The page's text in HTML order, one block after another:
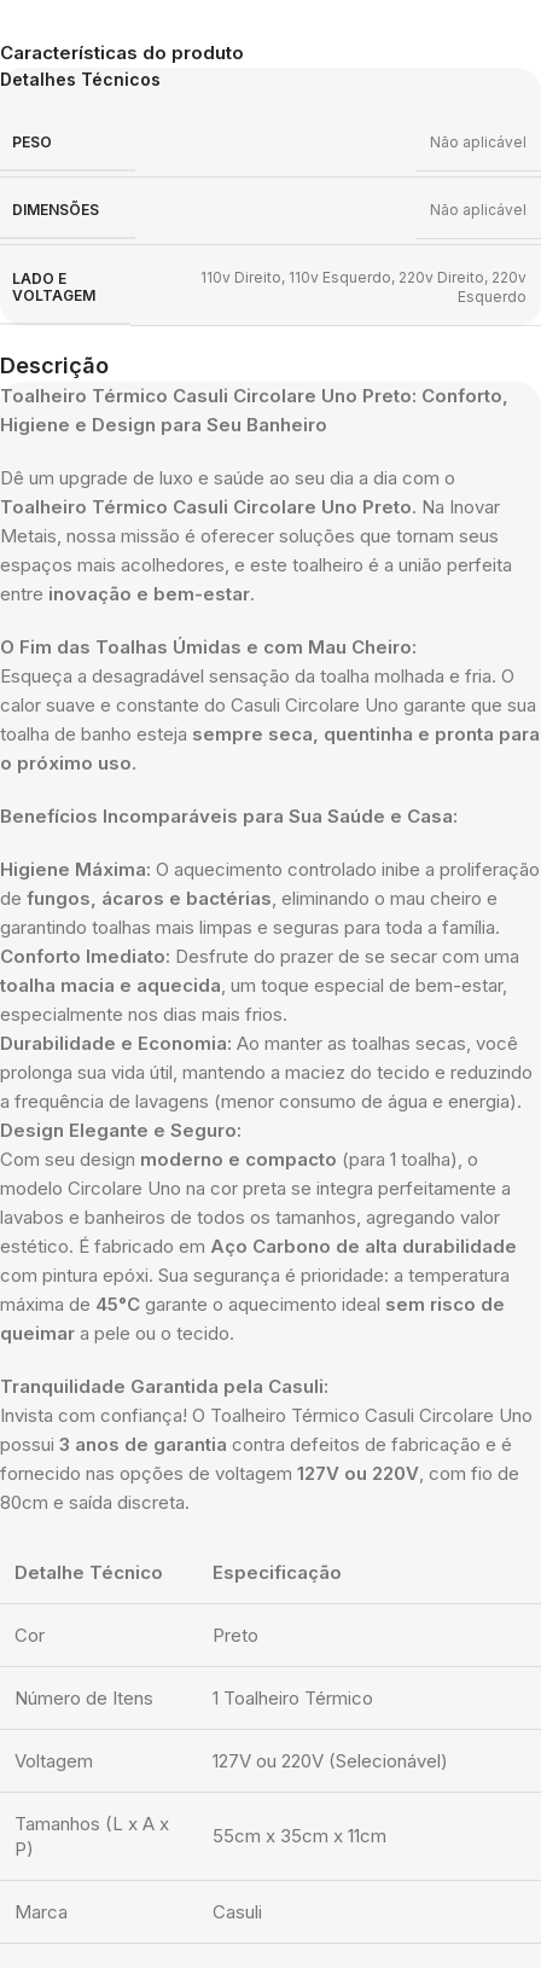
Características do produto
Detalhes Técnicos
PESO Não aplicável
DIMENSÕES Não aplicável
LADO E
VOLTAGEM
110v Direito, 110v Esquerdo, 220v Direito, 220v
Esquerdo
Descrição
Toalheiro Térmico Casuli Circolare Uno Preto: Conforto,
Higiene e Design para Seu Banheiro
Dê um upgrade de luxo e saúde ao seu dia a dia com o
Toalheiro Térmico Casuli Circolare Uno Preto. Na Inovar
Metais, nossa missão é oferecer soluções que tornam seus
espaços mais acolhedores, e este toalheiro é a união perfeita
entre inovação e bem-estar.
O Fim das Toalhas Úmidas e com Mau Cheiro:
Esqueça a desagradável sensação da toalha molhada e fria. O
calor suave e constante do Casuli Circolare Uno garante que sua
toalha de banho esteja sempre seca, quentinha e pronta para
o próximo uso.
Benefícios Incomparáveis para Sua Saúde e Casa:
Higiene Máxima: O aquecimento controlado inibe a proliferação
de fungos, ácaros e bactérias, eliminando o mau cheiro e
garantindo toalhas mais limpas e seguras para toda a família.
Conforto Imediato: Desfrute do prazer de se secar com uma
toalha macia e aquecida, um toque especial de bem-estar,
especialmente nos dias mais frios.
Durabilidade e Economia: Ao manter as toalhas secas, você
prolonga sua vida útil, mantendo a maciez do tecido e reduzindo
a frequência de lavagens (menor consumo de água e energia).
Design Elegante e Seguro:
Com seu design moderno e compacto (para 1 toalha), o
modelo Circolare Uno na cor preta se integra perfeitamente a
lavabos e banheiros de todos os tamanhos, agregando valor
estético. É fabricado em Aço Carbono de alta durabilidade
com pintura epóxi. Sua segurança é prioridade: a temperatura
máxima de 45°C garante o aquecimento ideal sem risco de
queimar a pele ou o tecido.
Tranquilidade Garantida pela Casuli:
Invista com confiança! O Toalheiro Térmico Casuli Circolare Uno
possui 3 anos de garantia contra defeitos de fabricação e é
fornecido nas opções de voltagem 127V ou 220V, com fio de
80cm e saída discreta.
Detalhe Técnico Especificação
Cor Preto
Número de Itens 1 Toalheiro Térmico
Voltagem 127V ou 220V (Selecionável)
Tamanhos (L x A x
P)
55cm x 35cm x 11cm
Marca Casuli